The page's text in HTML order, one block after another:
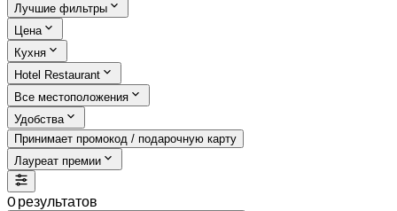
Лучшие фильтры
Цена
Кухня
Hotel Restaurant
Все местоположения
Удобства
Принимает промокод / подарочную карту
Лауреат премии
0 результатов